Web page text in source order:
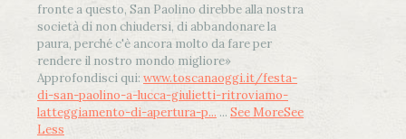
fronte a questo, San Paolino direbbe alla nostra
società di non chiudersi, di abbandonare la
paura, perché c'è ancora molto da fare per
rendere il nostro mondo migliore»
Approfondisci qui: www.toscanaoggi.it/festa-
di-san-paolino-a-lucca-giulietti-ritroviamo-
latteggiamento-di-apertura-p... ... See MoreSee
Less